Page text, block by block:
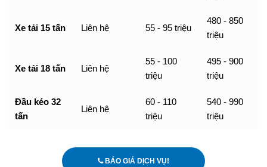
Xe tải 15 tấn Liên hệ 55 - 95 triệu
480 - 850
triệu
Xe tải 18 tấn Liên hệ
55 - 100
triệu
495 - 900
triệu
Đầu kéo 32
tấn
Liên hệ
60 - 110
triệu
540 - 990
triệu
BÁO GIÁ DỊCH VỤ!